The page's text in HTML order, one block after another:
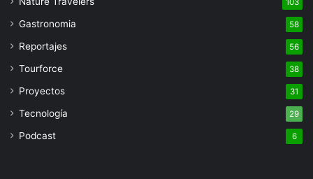
Gastronomia 58
Reportajes 56
Tourforce 38
Proyectos 31
Tecnología 29
Podcast 6